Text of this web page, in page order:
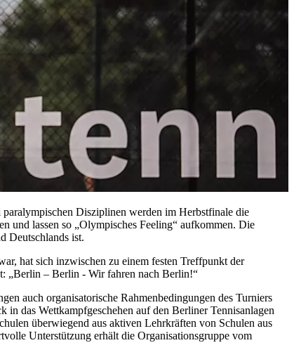
Disziplinen werden im Herbstfinale die
und lassen so „Olympisches Feeling“ aufkommen. Die
Deutschlands ist.
hat sich inzwischen zu einem festen Treffpunkt der
„Berlin – Berlin - Wir fahren nach Berlin!“
auch organisatorische Rahmenbedingungen des Turniers
das Wettkampfgeschehen auf den Berliner Tennisanlagen
überwiegend aus aktiven Lehrkräften von Schulen aus
Unterstützung erhält die Organisationsgruppe vom